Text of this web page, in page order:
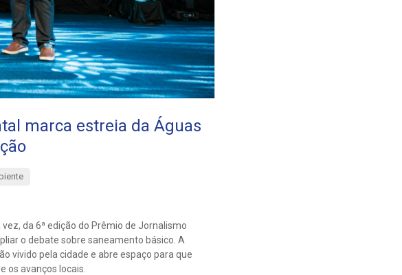
marca estreia da Águas
da 6ª edição do Prêmio de Jornalismo
o debate sobre saneamento básico. A
vivido pela cidade e abre espaço para que
os avanços locais.